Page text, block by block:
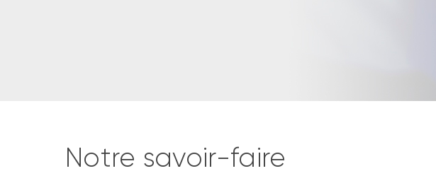
Notre savoir-faire